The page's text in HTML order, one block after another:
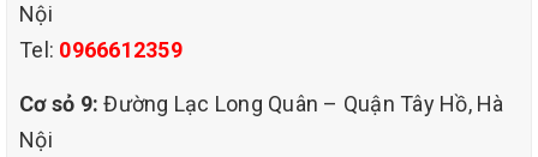
Nội
Tel: 0966612359
Cơ sỏ 9: Đường Lạc Long Quân – Quận Tây Hồ, Hà
Nội